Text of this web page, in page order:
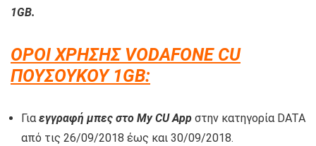
1GB.
ΟΡΟΙ ΧΡΗΣΗΣ VODAFONE CU
ΠΟΥΣΟΥΚΟΥ 1GB:
Για εγγραφή μπες στο My CU App στην κατηγορία DATA
από τις 26/09/2018 έως και 30/09/2018.